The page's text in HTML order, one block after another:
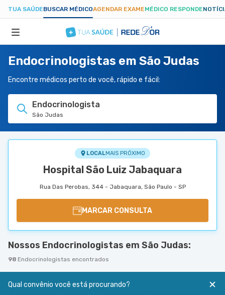
TUA SAÚDEBUSCAR MÉDICOAGENDAR EXAMEMÉDICO RESPONDE
ESPECIALIDADES
HOSPITAIS
TUASAUDE.COM
Endocrinologistas em São Judas
Encontre médicos perto de você, rápido e fácil:
Endocrinologista
São Judas
LOCALMAIS PRÓXIMO
Hospital São Luiz Jabaquara
Rua Das Perobas, 344 - Jabaquara, São Paulo - SP
MARCAR CONSULTA
Nossos Endocrinologistas em São Judas:
98 Endocrinologistas encontrados
Qual convênio você está procurando?